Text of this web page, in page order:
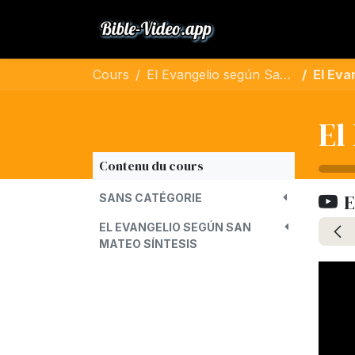
Cours El Evangelio según San Mateo El
El
Contenu du cours
SANS CATÉGORIE
EL EVANGELIO SEGÚN SAN
MATEO SÍNTESIS